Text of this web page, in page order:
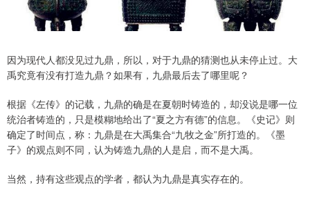
因为现代人都没见过九鼎，所以，对于九鼎的猜测也从未停止过。大
禹究竟有没有打造九鼎？如果有，九鼎最后去了哪里呢？
根据《左传》的记载，九鼎的确是在夏朝时铸造的，却没说是哪一位
统治者铸造的，只是模糊地给出了“夏之方有德”的信息。《史记》则
确定了时间点，称：九鼎是在大禹集合“九牧之金”所打造的。《墨
子》的观点则不同，认为铸造九鼎的人是启，而不是大禹。
当然，持有这些观点的学者，都认为九鼎是真实存在的。